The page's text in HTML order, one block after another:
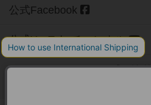
公式Facebook
公式YouTubeチャンネル
Copyright (c)